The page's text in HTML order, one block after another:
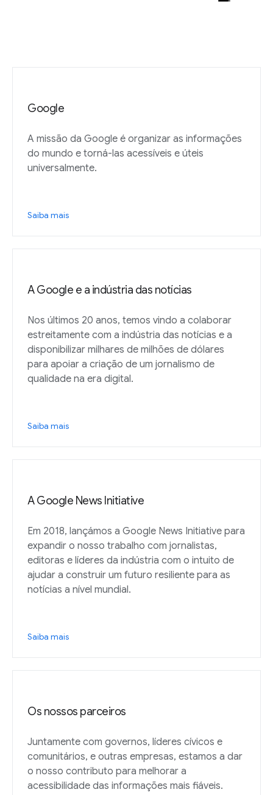
Google
A missão da Google é organizar as informações
do mundo e torná-las acessíveis e úteis
universalmente.
Saiba mais
A Google e a indústria das notícias
Nos últimos 20 anos, temos vindo a colaborar
estreitamente com a indústria das notícias e a
disponibilizar milhares de milhões de dólares
para apoiar a criação de um jornalismo de
qualidade na era digital.
Saiba mais
A Google News Initiative
Em 2018, lançámos a Google News Initiative para
expandir o nosso trabalho com jornalistas,
editoras e líderes da indústria com o intuito de
ajudar a construir um futuro resiliente para as
notícias a nível mundial.
Saiba mais
Os nossos parceiros
Juntamente com governos, líderes cívicos e
comunitários, e outras empresas, estamos a dar
o nosso contributo para melhorar a
acessibilidade das informações mais fiáveis.